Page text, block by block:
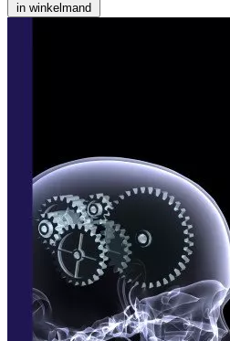
in winkelmand